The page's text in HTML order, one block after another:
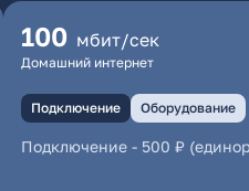
100 мбит/сек
Домашний интернет
Подключение Оборудование
Подключение- 500 ₽